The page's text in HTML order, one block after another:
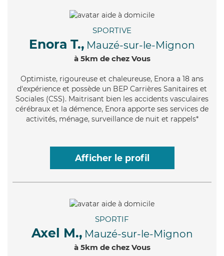
SPORTIVE
Enora T., Mauzé-sur-le-Mignon
à 5km de chez Vous
Optimiste, rigoureuse et chaleureuse, Enora a 18 ans
d'expérience et possède un BEP Carrières Sanitaires et
Sociales (CSS). Maitrisant bien les accidents vasculaires
cérébraux et la démence, Enora apporte ses services de
activités, ménage, surveillance de nuit et rappels*
Afficher le profil
SPORTIF
Axel M., Mauzé-sur-le-Mignon
à 5km de chez Vous